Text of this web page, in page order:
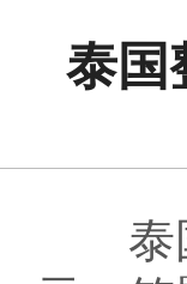
泰国
泰国